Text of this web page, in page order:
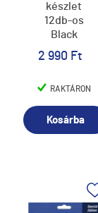
készlet
12db-os
Black
Edition
fekete
2 990 Ft
RAKTÁRON
Kosárba